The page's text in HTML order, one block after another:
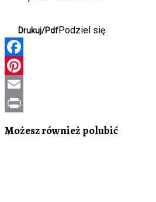
Drukuj/PdfPodziel się
Facebook
Pinterest
Email
Możesz również polubić